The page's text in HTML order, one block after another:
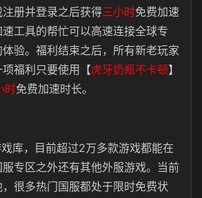
册并登录之后获得三小时免费加速
工具的帮忙可以高速连接全球专
验。福利结束之后，所有新老玩家
福利只要使用【虎牙奶瓶不卡顿】
时免费加速时长。
库，目前超过2万多款游戏都能在
专区之外还有其他外服游戏。当前
很多热门国服都处于限时免费状